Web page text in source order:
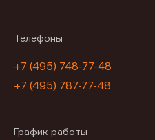
Телефоны
+7 (495) 748-77-48
+7 (495) 787-77-48
График работы